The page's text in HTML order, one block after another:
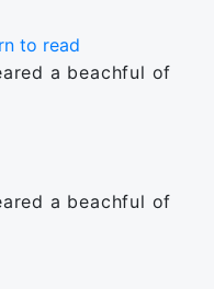
to read
a beachful of
a beachful of